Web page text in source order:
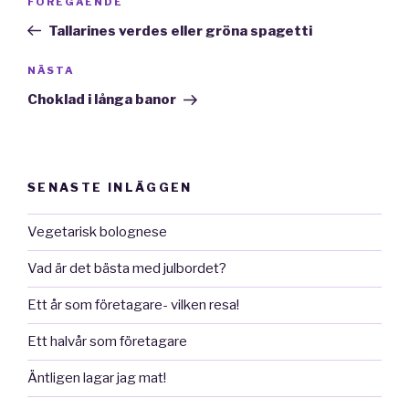
Föregående
inläggTallarines verdes eller gröna spagetti
Nästa
inlägg
NÄSTA
Choklad i långa banor
SENASTE INLÄGGEN
Vegetarisk bolognese
Vad är det bästa med julbordet?
Ett år som företagare- vilken resa!
Ett halvår som företagare
Äntligen lagar jag mat!